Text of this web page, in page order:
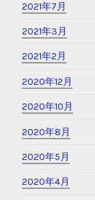
2021年7月
2021年3月
2021年2月
2020年12月
2020年10月
2020年8月
2020年5月
2020年4月